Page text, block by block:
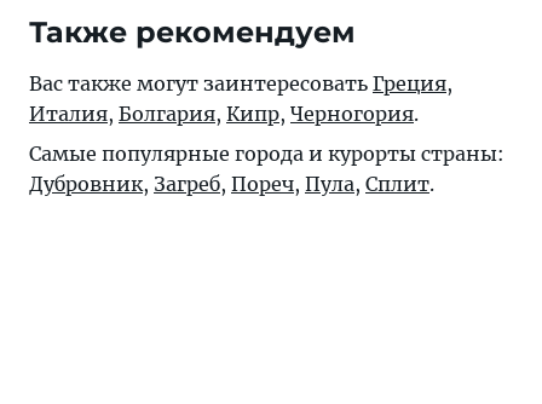
Также рекомендуем
Вас также могут заинтересовать Греция,
Италия, Болгария, Кипр, Черногория.
Самые популярные города и курорты страны:
Дубровник, Загреб, Пореч, Пула, Сплит.